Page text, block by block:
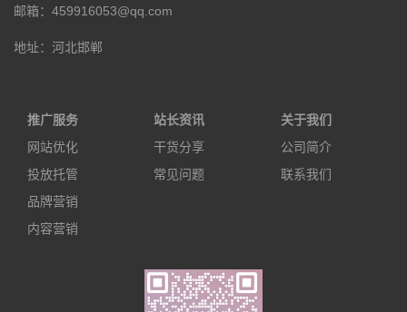
邮箱：459916053@qq.com
地址：河北邯郸
推广服务
网站优化
投放托管
品牌营销
内容营销
站长资讯
干货分享
常见问题
关于我们
公司简介
联系我们